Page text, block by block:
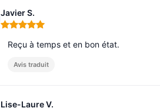
Javier S.
Note : 5 sur 5
Reçu à temps et en bon état.
Avis traduit
Lise-Laure V.